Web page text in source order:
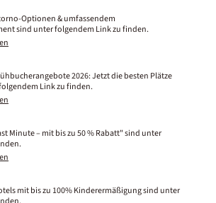
Optionen & umfassendem
sind unter folgendem Link zu finden.
2026: Jetzt die besten Plätze
Link zu finden.
Minute – mit bis zu 50 % Rabatt" sind unter
mit bis zu 100% Kinderermäßigung sind unter